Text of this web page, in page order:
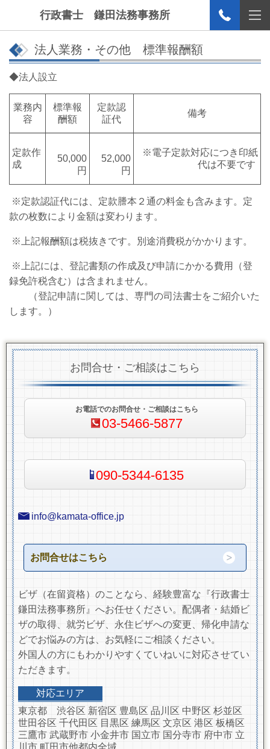
行政書士 鎌田法務事務所
法人業務・その他 標準報酬額
◆法人設立
業務内
容
標準報
酬額
定款認
証代
備考
定款作
成
50,000
円
52,000
円
※電子定款対応につき印紙
代は不要です
※定款認証代には、定款謄本２通の料金も含みます。定
款の枚数により金額は変わります。
※上記報酬額は税抜きです。別途消費税がかかります。
※上記には、登記書類の作成及び申請にかかる費用（登
録免許税含む）は含まれません。
（登記申請に関しては、専門の司法書士をご紹介いた
します。）
お問合せ・ご相談はこちら
お電話でのお問合せ・ご相談はこちら
03-5466-5877
090-5344-6135
info@kamata-office.jp
お問合せはこちら
ビザ（在留資格）のことなら、経験豊富な『行政書士
鎌田法務事務所』へお任せください。配偶者・結婚ビ
ザの取得、就労ビザ、永住ビザへの変更、帰化申請な
どでお悩みの方は、お気軽にご相談ください。
外国人の方にもわかりやすくていねいに対応させてい
ただきます。
対応エリア
東京都 渋谷区 新宿区 豊島区 品川区 中野区 杉並区
世田谷区 千代田区 目黒区 練馬区 文京区 港区 板橋区
三鷹市 武蔵野市 小金井市 国立市 国分寺市 府中市 立